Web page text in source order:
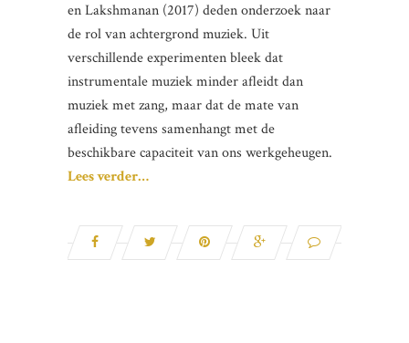
en Lakshmanan (2017) deden onderzoek naar
de rol van achtergrond muziek. Uit
verschillende experimenten bleek dat
instrumentale muziek minder afleidt dan
muziek met zang, maar dat de mate van
afleiding tevens samenhangt met de
beschikbare capaciteit van ons werkgeheugen.
Lees verder…